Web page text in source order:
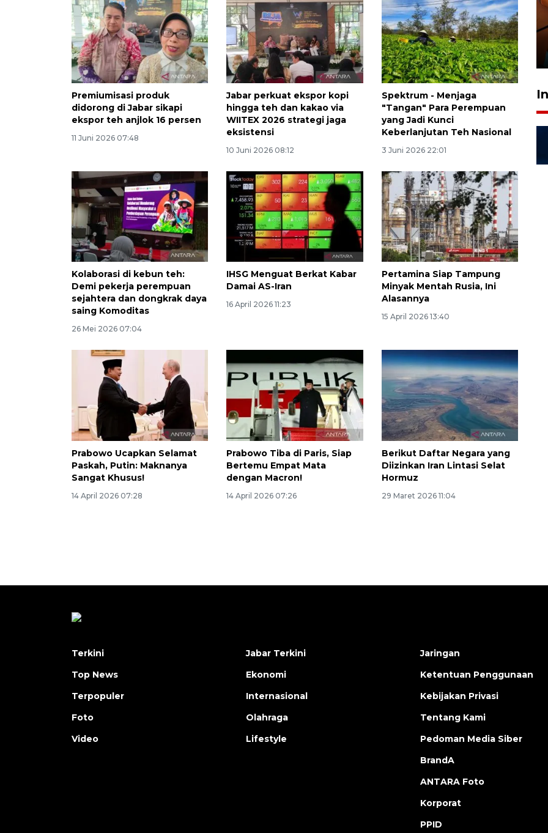
Premiumisasi produk
didorong di Jabar sikapi
ekspor teh anjlok 16 persen
11 Juni 2026 07:48
Jabar perkuat ekspor kopi
hingga teh dan kakao via
WIITEX 2026 strategi jaga
eksistensi
10 Juni 2026 08:12
Spektrum - Menjaga
"Tangan" Para Perempuan
yang Jadi Kunci
Keberlanjutan Teh Nasional
3 Juni 2026 22:01
Kolaborasi di kebun teh:
Demi pekerja perempuan
sejahtera dan dongkrak daya
saing Komoditas
26 Mei 2026 07:04
IHSG Menguat Berkat Kabar
Damai AS-Iran
16 April 2026 11:23
Pertamina Siap Tampung
Minyak Mentah Rusia, Ini
Alasannya
15 April 2026 13:40
Prabowo Ucapkan Selamat
Paskah, Putin: Maknanya
Sangat Khusus!
14 April 2026 07:28
Prabowo Tiba di Paris, Siap
Bertemu Empat Mata
dengan Macron!
14 April 2026 07:26
Berikut Daftar Negara yang
Diizinkan Iran Lintasi Selat
Hormuz
29 Maret 2026 11:04
Taklukkan DPMM FC, Persib
amankan tiket semifinal Piala
Presiden
29 Juli 2026 01:36
Layanan haji Indonesia
Terkini
Top News
Terpopuler
Foto
Video
Jabar Terkini
Ekonomi
Internasional
Olahraga
Lifestyle
Jaringan
Ketentuan Penggunaan
Kebijakan Privasi
Tentang Kami
Pedoman Media Siber
BrandA
ANTARA Foto
Korporat
PPID